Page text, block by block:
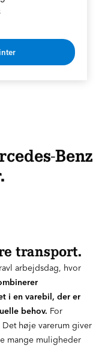
Benz
transport.
arbejdsdag, hvor
i en varebil, der er
behov. For
høje varerum giver
mange muligheder